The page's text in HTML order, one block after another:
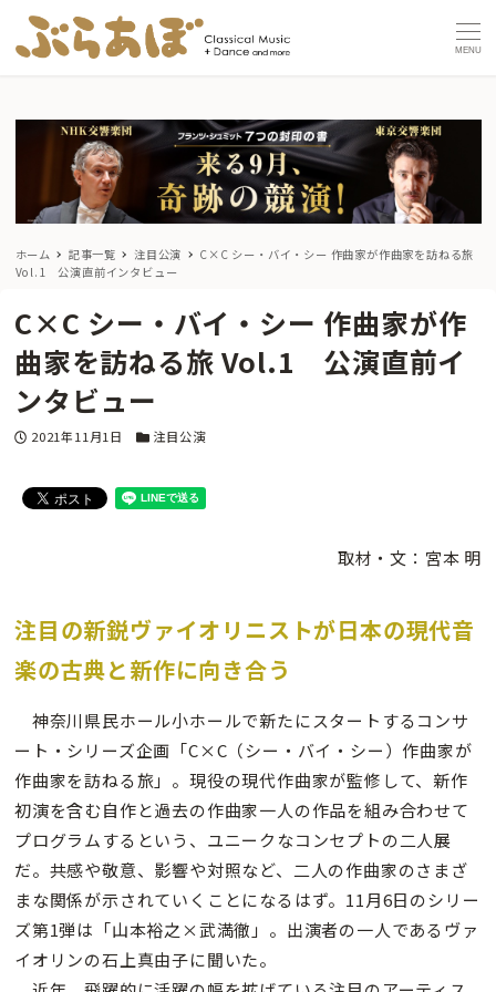
MENU
ホーム 記事一覧 注目公演
C×C シー・バイ・シー 作曲家が作曲家を訪ねる旅
Vol.1 公演直前インタビュー
C×C シー・バイ・シー 作曲家が作
曲家を訪ねる旅 Vol.1 公演直前イ
ンタビュー
投稿日
2021年11月1日 カテゴリー
注目公演
取材・文：宮本 明
注目の新鋭ヴァイオリニストが日本の現代音
楽の古典と新作に向き合う
神奈川県民ホール小ホールで新たにスタートするコンサ
ート・シリーズ企画「C×C（シー・バイ・シー）作曲家が
作曲家を訪ねる旅」。現役の現代作曲家が監修して、新作
初演を含む自作と過去の作曲家一人の作品を組み合わせて
プログラムするという、ユニークなコンセプトの二人展
だ。共感や敬意、影響や対照など、二人の作曲家のさまざ
まな関係が示されていくことになるはず。11月6日のシリー
ズ第1弾は「山本裕之×武満徹」。出演者の一人であるヴァ
イオリンの石上真由子に聞いた。